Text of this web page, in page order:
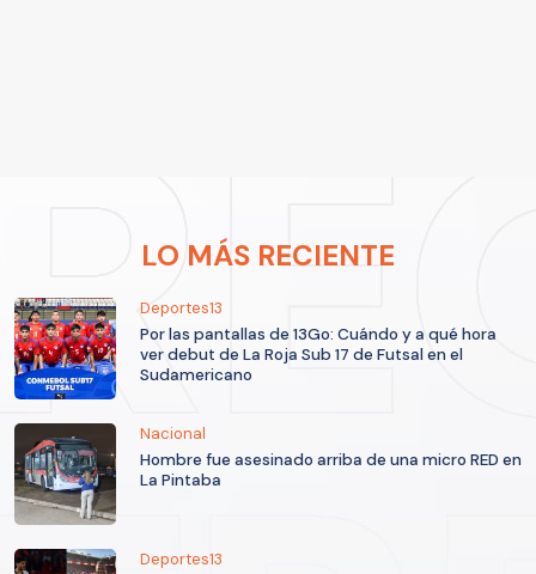
LO MÁS RECIENTE
Deportes13
Por las pantallas de 13Go: Cuándo y a qué hora
ver debut de La Roja Sub 17 de Futsal en el
Sudamericano
Nacional
Hombre fue asesinado arriba de una micro RED en
La Pintaba
Deportes13